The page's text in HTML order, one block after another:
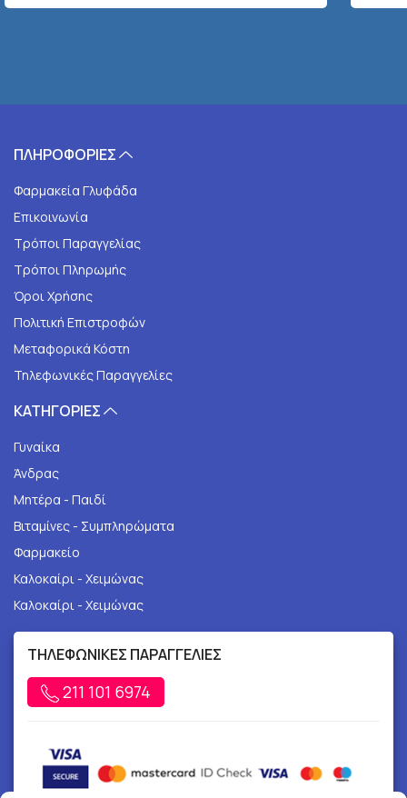
ΠΛΗΡΟΦΟΡΙΕΣ
Φαρμακεία Γλυφάδα
Επικοινωνία
Τρόποι Παραγγελίας
Τρόποι Πληρωμής
Όροι Χρήσης
Πολιτική Επιστροφών
Μεταφορικά Κόστη
Τηλεφωνικές Παραγγελίες
ΚΑΤΗΓΟΡΙΕΣ
Γυναίκα
Άνδρας
Μητέρα - Παιδί
Βιταμίνες - Συμπληρώματα
Φαρμακείο
Καλοκαίρι - Χειμώνας
Καλοκαίρι - Χειμώνας
ΤΗΛΕΦΩΝΙΚΕΣ ΠΑΡΑΓΓΕΛΙΕΣ
211 101 6974